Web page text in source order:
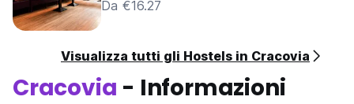
Da €16.27
Visualizza tutti gli Hostels in Cracovia
Cracovia - Informazioni